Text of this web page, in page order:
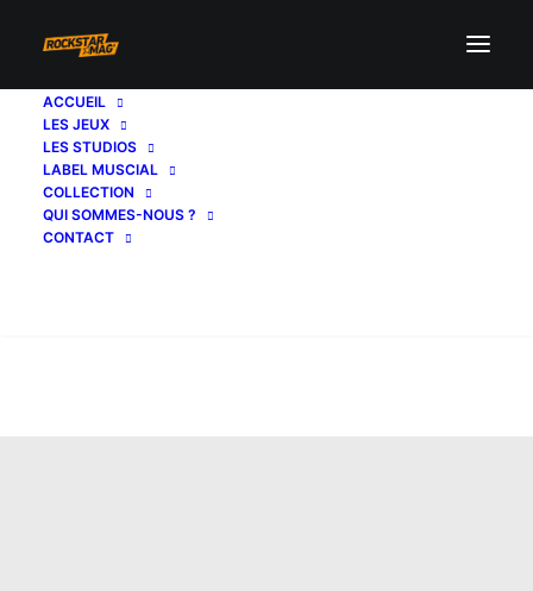
ACCUEIL
LES JEUX
LES STUDIOS
LABEL MUSCIAL
COLLECTION
QUI SOMMES-NOUS ?
CONTACT